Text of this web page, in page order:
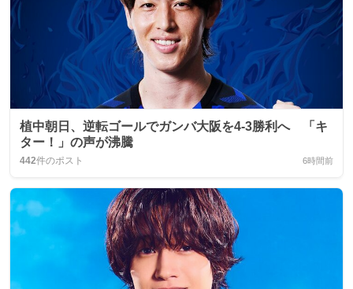
植中朝日、逆転ゴールでガンバ大阪を4-3勝利へ 「キ
ター！」の声が沸騰
442件のポスト 6時間前